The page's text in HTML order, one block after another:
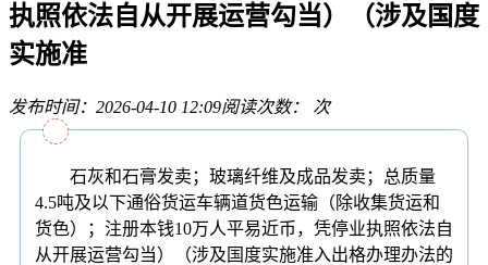
执照依法自从开展运营勾当）（涉及国度
实施准
发布时间：2026-04-10 12:09阅读次数： 次
石灰和石膏发卖；玻璃纤维及成品发卖；总质量
4.5吨及以下通俗货运车辆道货色运输（除收集货运和
货色）；注册本钱10万人平易近币，凭停业执照依法自
从开展运营勾当）（涉及国度实施准入出格办理办法的